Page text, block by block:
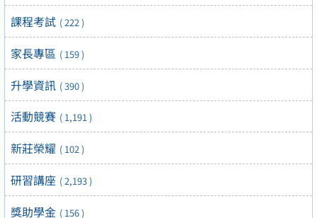
課程考試 ( 222 )
家長專區 ( 159 )
升學資訊 ( 390 )
活動競賽 ( 1,191 )
新莊榮耀 ( 102 )
研習講座 ( 2,193 )
獎助學金 ( 156 )